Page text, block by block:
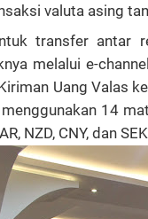
valuta asing
transfer antar
melalui e-
Uang Valas
14
NZD, CNY, dan